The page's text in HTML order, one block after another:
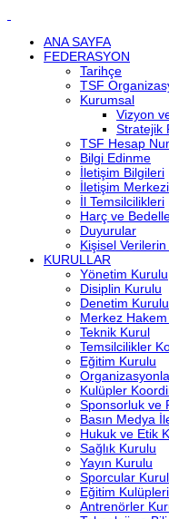
ANA SAYFA
FEDERASYON
Tarihçe
TSF
Kurumsal
Vizyon
Stratejik
TSF Hesap
Bilgi Edinme
İletişim Bilgileri
İletişim Merkezi
İl Temsilcilikleri
Harç ve
Duyurular
Kişisel
KURULLAR
Yönetim Kurulu
Disiplin Kurulu
Denetim Kurulu
Merkez
Teknik Kurul
Temsilcilikler
Eğitim Kurulu
Kulüpler
Sponsorluk ve
Basın Medya
Hukuk ve Etik
Sağlık Kurulu
Yayın Kurulu
Sporcular
Eğitim
Antrenörler